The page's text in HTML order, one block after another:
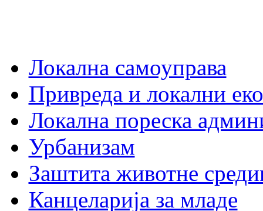
Локална самоуправа
Привреда и локални
Локална пореска
Урбанизам
Заштита животне
Канцеларија за младе